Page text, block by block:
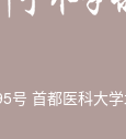
号 首都医科大